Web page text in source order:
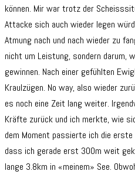
können. Mir war trotz der
Attacke sich auch wieder legen
Atmung nach und nach wieder zu
nicht um Leistung, sondern darum,
gewinnen. Nach einer gefühlten
Kraulzügen. No way, also wieder
es noch eine Zeit lang weiter.
Kräfte zurück und ich merkte, wie
dem Moment passierte ich die
dass ich gerade erst 300m weit
lange 3.8km in «meinem» See.